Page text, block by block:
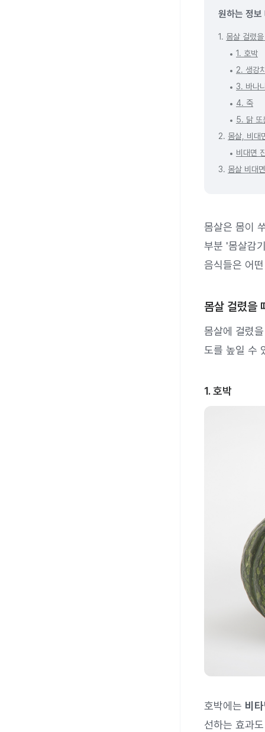
원하는 정보
1. 몸살 걸렸
1. 호박
2. 생강
3. 바나
4. 죽
5. 닭 또
2. 몸살, 비대
비대면
3. 몸살 비대
몸살은 몸이
부분 '몸살감
음식들은 어
몸살 걸렸을
몸살에 걸렸
도를 높일 수
1. 호박
호박에는 비
선하는 효과